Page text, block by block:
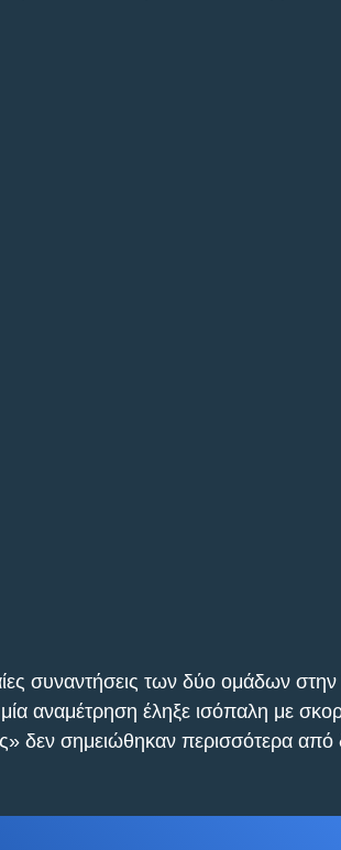
συναντήσεις των δύο ομάδων
αναμέτρηση έληξε ισόπαλη με
δεν σημειώθηκαν περισσότερα